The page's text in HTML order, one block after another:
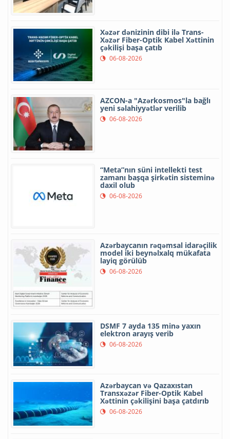
Xəzər dənizinin dibi ilə Trans-
Xəzər Fiber-Optik Kabel Xəttinin
çəkilişi başa çatıb
06-08-2026
AZCON-a "Azərkosmos"la bağlı
yeni səlahiyyətlər verilib
06-08-2026
“Meta”nın süni intellekti test
zamanı başqa şirkətin sisteminə
daxil olub
06-08-2026
Azərbaycanın rəqəmsal idarəçilik
model iki beynəlxalq mükafata
layiq görülüb
06-08-2026
DSMF 7 ayda 135 minə yaxın
elektron arayış verib
06-08-2026
Azərbaycan və Qazaxıstan
Transxəzər Fiber-Optik Kabel
Xəttinin çəkilişini başa çatdırıb
06-08-2026